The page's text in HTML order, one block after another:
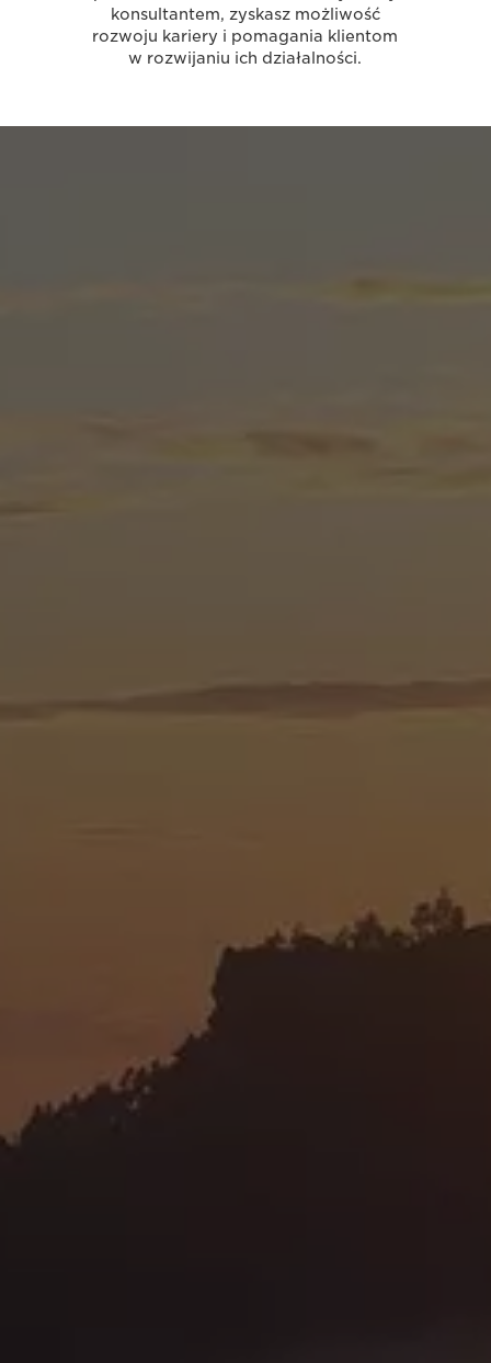
konsultantem, zyskasz możliwość
rozwoju kariery i pomagania klientom
w rozwijaniu ich działalności.